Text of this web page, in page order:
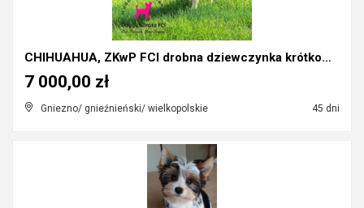
CHIHUAHUA, ZKwP FCI drobna dziewczynka krótkowłosa...
Gniezno/ gnieźnieński/ wielkopolskie 45 dni
7 000,00 zł